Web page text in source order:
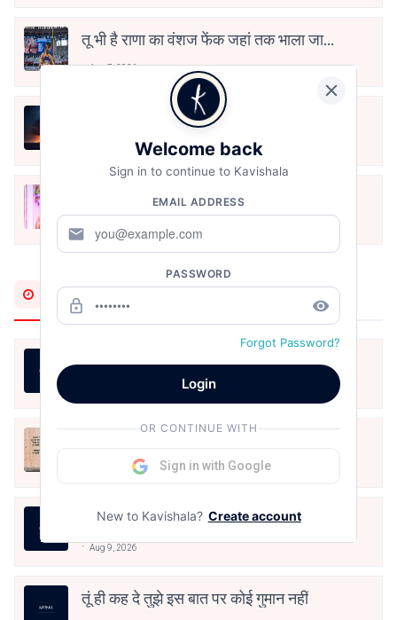
तू भी है राणा का वंशज फेंक जहां तक भाला जाए:
Aug 7, 2021
हिज्र पे ये रात भी
May 12, 2024
मोहब्बत के सफ़र को एक हँसी आग़ाज़ दे देना -
अनामिका अम्बर जैन
Most Recent
मधुर मिलन
Aug 9, 2026
तूं ही कह दे तुझे इस बात पर कोई गुमान नहीं
Aug 9, 2026
तूं ही कह दे तुझे इस बात पर कोई गुमान नहीं
Welcome back
Sign in to continue to Kavishala
EMAIL ADDRESS
mail
PASSWORD
lock_outline remove_red_eye
Forgot Password?
Login
OR CONTINUE WITH
Sign in with Google
New to Kavishala? Create account